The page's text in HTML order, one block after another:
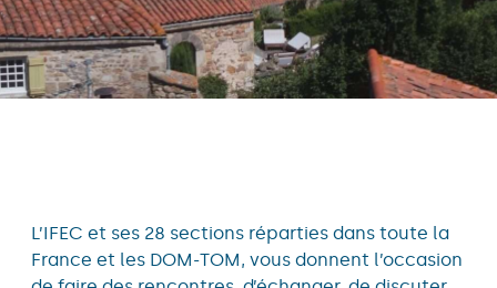
L’IFEC et ses 28 sections réparties dans toute la
France et les DOM-TOM, vous donnent l’occasion